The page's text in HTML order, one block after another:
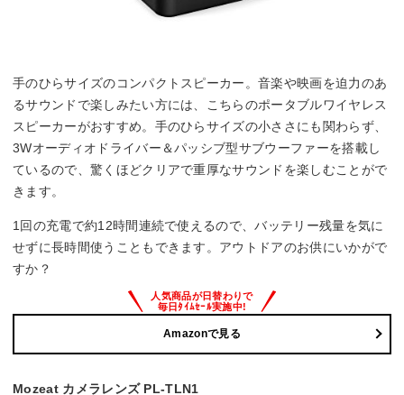
手のひらサイズのコンパクトスピーカー。音楽や映画を迫力のあ
るサウンドで楽しみたい方には、こちらのポータブルワイヤレス
スピーカーがおすすめ。手のひらサイズの小ささにも関わらず、
3Wオーディオドライバー＆パッシブ型サブウーファーを搭載し
ているので、驚くほどクリアで重厚なサウンドを楽しむことがで
きます。
1回の充電で約12時間連続で使えるので、バッテリー残量を気に
せずに長時間使うこともできます。アウトドアのお供にいかがで
すか？
Amazonで見る
Mozeat カメラレンズ PL-TLN1